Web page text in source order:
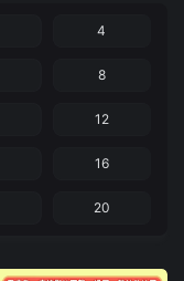
4
8
12
16
20